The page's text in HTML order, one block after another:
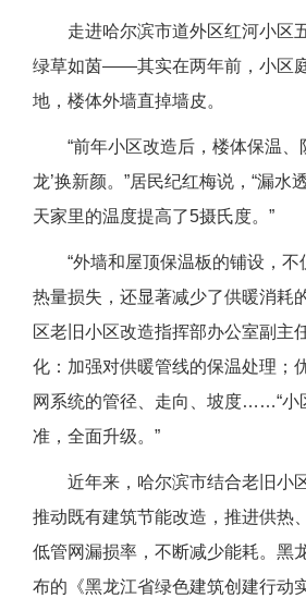
走进哈尔滨市道外区红河小区
绿草如茵——其实在两年前，小区
地，楼体外墙直掉墙皮。
“前年小区改造后，楼体保温、
龙’换新颜。”居民纪红梅说，“漏水
天家里的温度提高了5摄氏度。”
“外墙和屋顶保温板的铺设，不
热量损失，还显著减少了供暖消耗
区老旧小区改造指挥部办公室副主
化：加强对供暖管线的保温处理；
网系统的管径、走向、坡度……“小
准，全面升级。”
近年来，哈尔滨市结合老旧小
推动既有建筑节能改造，推进供热
低管网漏损率，不断减少能耗。黑
布的《黑龙江省绿色建筑创建行动